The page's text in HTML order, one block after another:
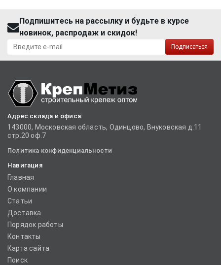
Подпишитесь на рассылку и будьте в курсе
новинок, распродаж и скидок!
Подписаться
Адрес склада и офиса:
143000, Московская область, Одинцово, Внуковская д.11
стр.20 оф.7
Политика конфиденциальности
Навигация
Главная
О компании
Статьи
Доставка
Порядок работы
Контакты
Карта сайта
Поиск